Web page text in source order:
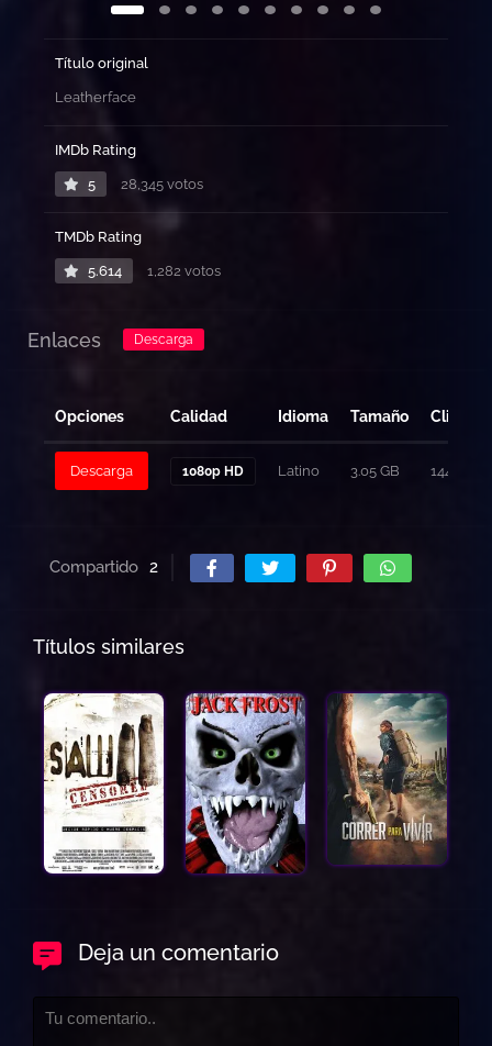
Título original
Leatherface
IMDb Rating
5 28,345 votos
TMDb Rating
5.614 1,282 votos
Enlaces Descarga
Opciones Calidad Idioma Tamaño Clicks
Descarga 1080p HD Latino 3.05 GB 144
Compartido 2
Títulos similares
Deja un comentario